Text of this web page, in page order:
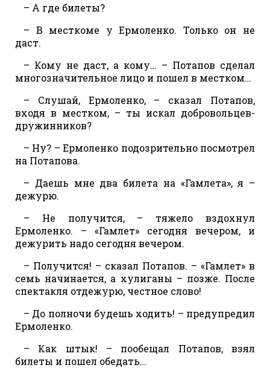
– А где билеты?
– В месткоме у Ермоленко. Только он не
даст.
– Кому не даст, а кому… – Потапов сделал
многозначительное лицо и пошел в местком…
– Слушай, Ермоленко, – сказал Потапов,
входя в местком, – ты искал добровольцев-
дружинников?
– Ну? – Ермоленко подозрительно посмотрел
на Потапова.
– Даешь мне два билета на «Гамлета», я –
дежурю.
– Не получится, – тяжело вздохнул
Ермоленко. – «Гамлет» сегодня вечером, и
дежурить надо сегодня вечером.
– Получится! – сказал Потапов. – «Гамлет» в
семь начинается, а хулиганы – позже. После
спектакля отдежурю, честное слово!
– До полночи будешь ходить! – предупредил
Ермоленко.
– Как штык! – пообещал Потапов, взял
билеты и пошел обедать…